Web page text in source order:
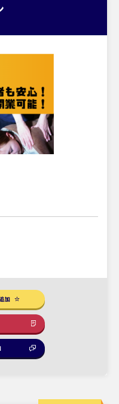
加